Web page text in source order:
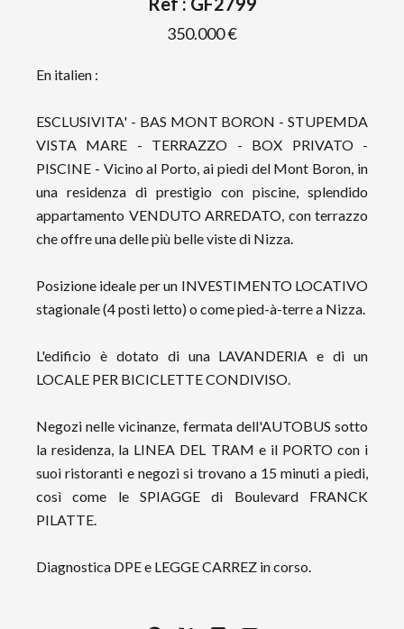
350.000 €
En italien :
ESCLUSIVITA' - BAS MONT BORON - STUPEMDA
VISTA MARE - TERRAZZO - BOX PRIVATO -
PISCINE - Vicino al Porto, ai piedi del Mont Boron, in
una residenza di prestigio con piscine, splendido
appartamento VENDUTO ARREDATO, con terrazzo
che offre una delle più belle viste di Nizza.
Posizione ideale per un INVESTIMENTO LOCATIVO
stagionale (4 posti letto) o come pied-à-terre a Nizza.
L'edificio è dotato di una LAVANDERIA e di un
LOCALE PER BICICLETTE CONDIVISO.
Negozi nelle vicinanze, fermata dell'AUTOBUS sotto
la residenza, la LINEA DEL TRAM e il PORTO con i
suoi ristoranti e negozi si trovano a 15 minuti a piedi,
così come le SPIAGGE di Boulevard FRANCK
PILATTE.
Diagnostica DPE e LEGGE CARREZ in corso.